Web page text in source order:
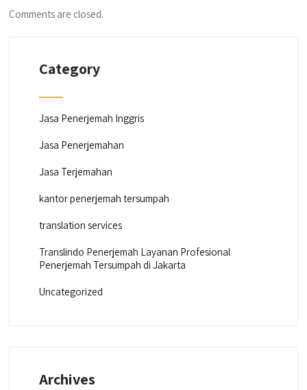
Comments are closed.
Category
Jasa Penerjemah Inggris
Jasa Penerjemahan
Jasa Terjemahan
kantor penerjemah tersumpah
translation services
Translindo Penerjemah Layanan Profesional
Penerjemah Tersumpah di Jakarta
Uncategorized
Archives